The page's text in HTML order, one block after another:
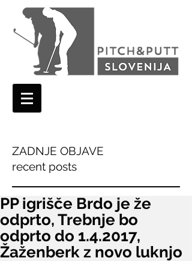
ZADNJE OBJAVE
recent posts
PP igrišče Brdo je že
odprto, Trebnje bo
odprto do 1.4.2017,
Žaženberk z novo luknjo